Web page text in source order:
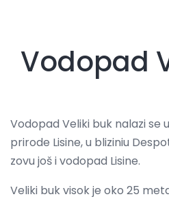
Vodopad
Vodopad Veliki buk nalazi se
prirode Lisine, u bliziniu
zovu još i vodopad Lisine.
Veliki buk visok je oko 25